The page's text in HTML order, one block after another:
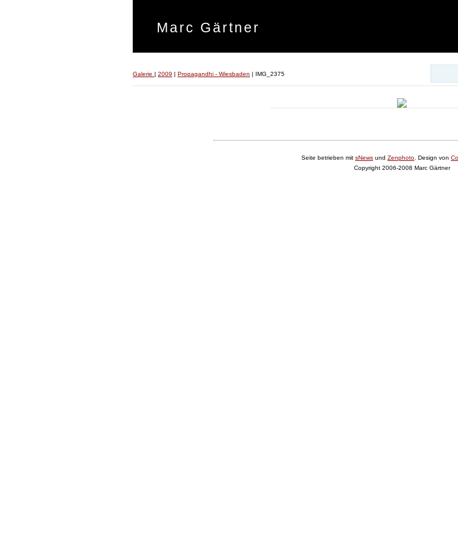
Marc Gärtner
Galerie | 2009 | Propagandhi - Wiesbaden | IMG_2375
Seite betrieben mit sNews und Zenphoto . Design von
Copyright 2006-2008 Marc Gärtner